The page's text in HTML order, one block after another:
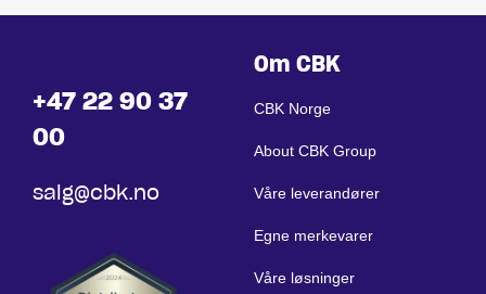
+47 22 90 37
00
salg@cbk.no
Om CBK
CBK Norge
About CBK Group
Våre leverandører
Egne merkevarer
Våre løsninger